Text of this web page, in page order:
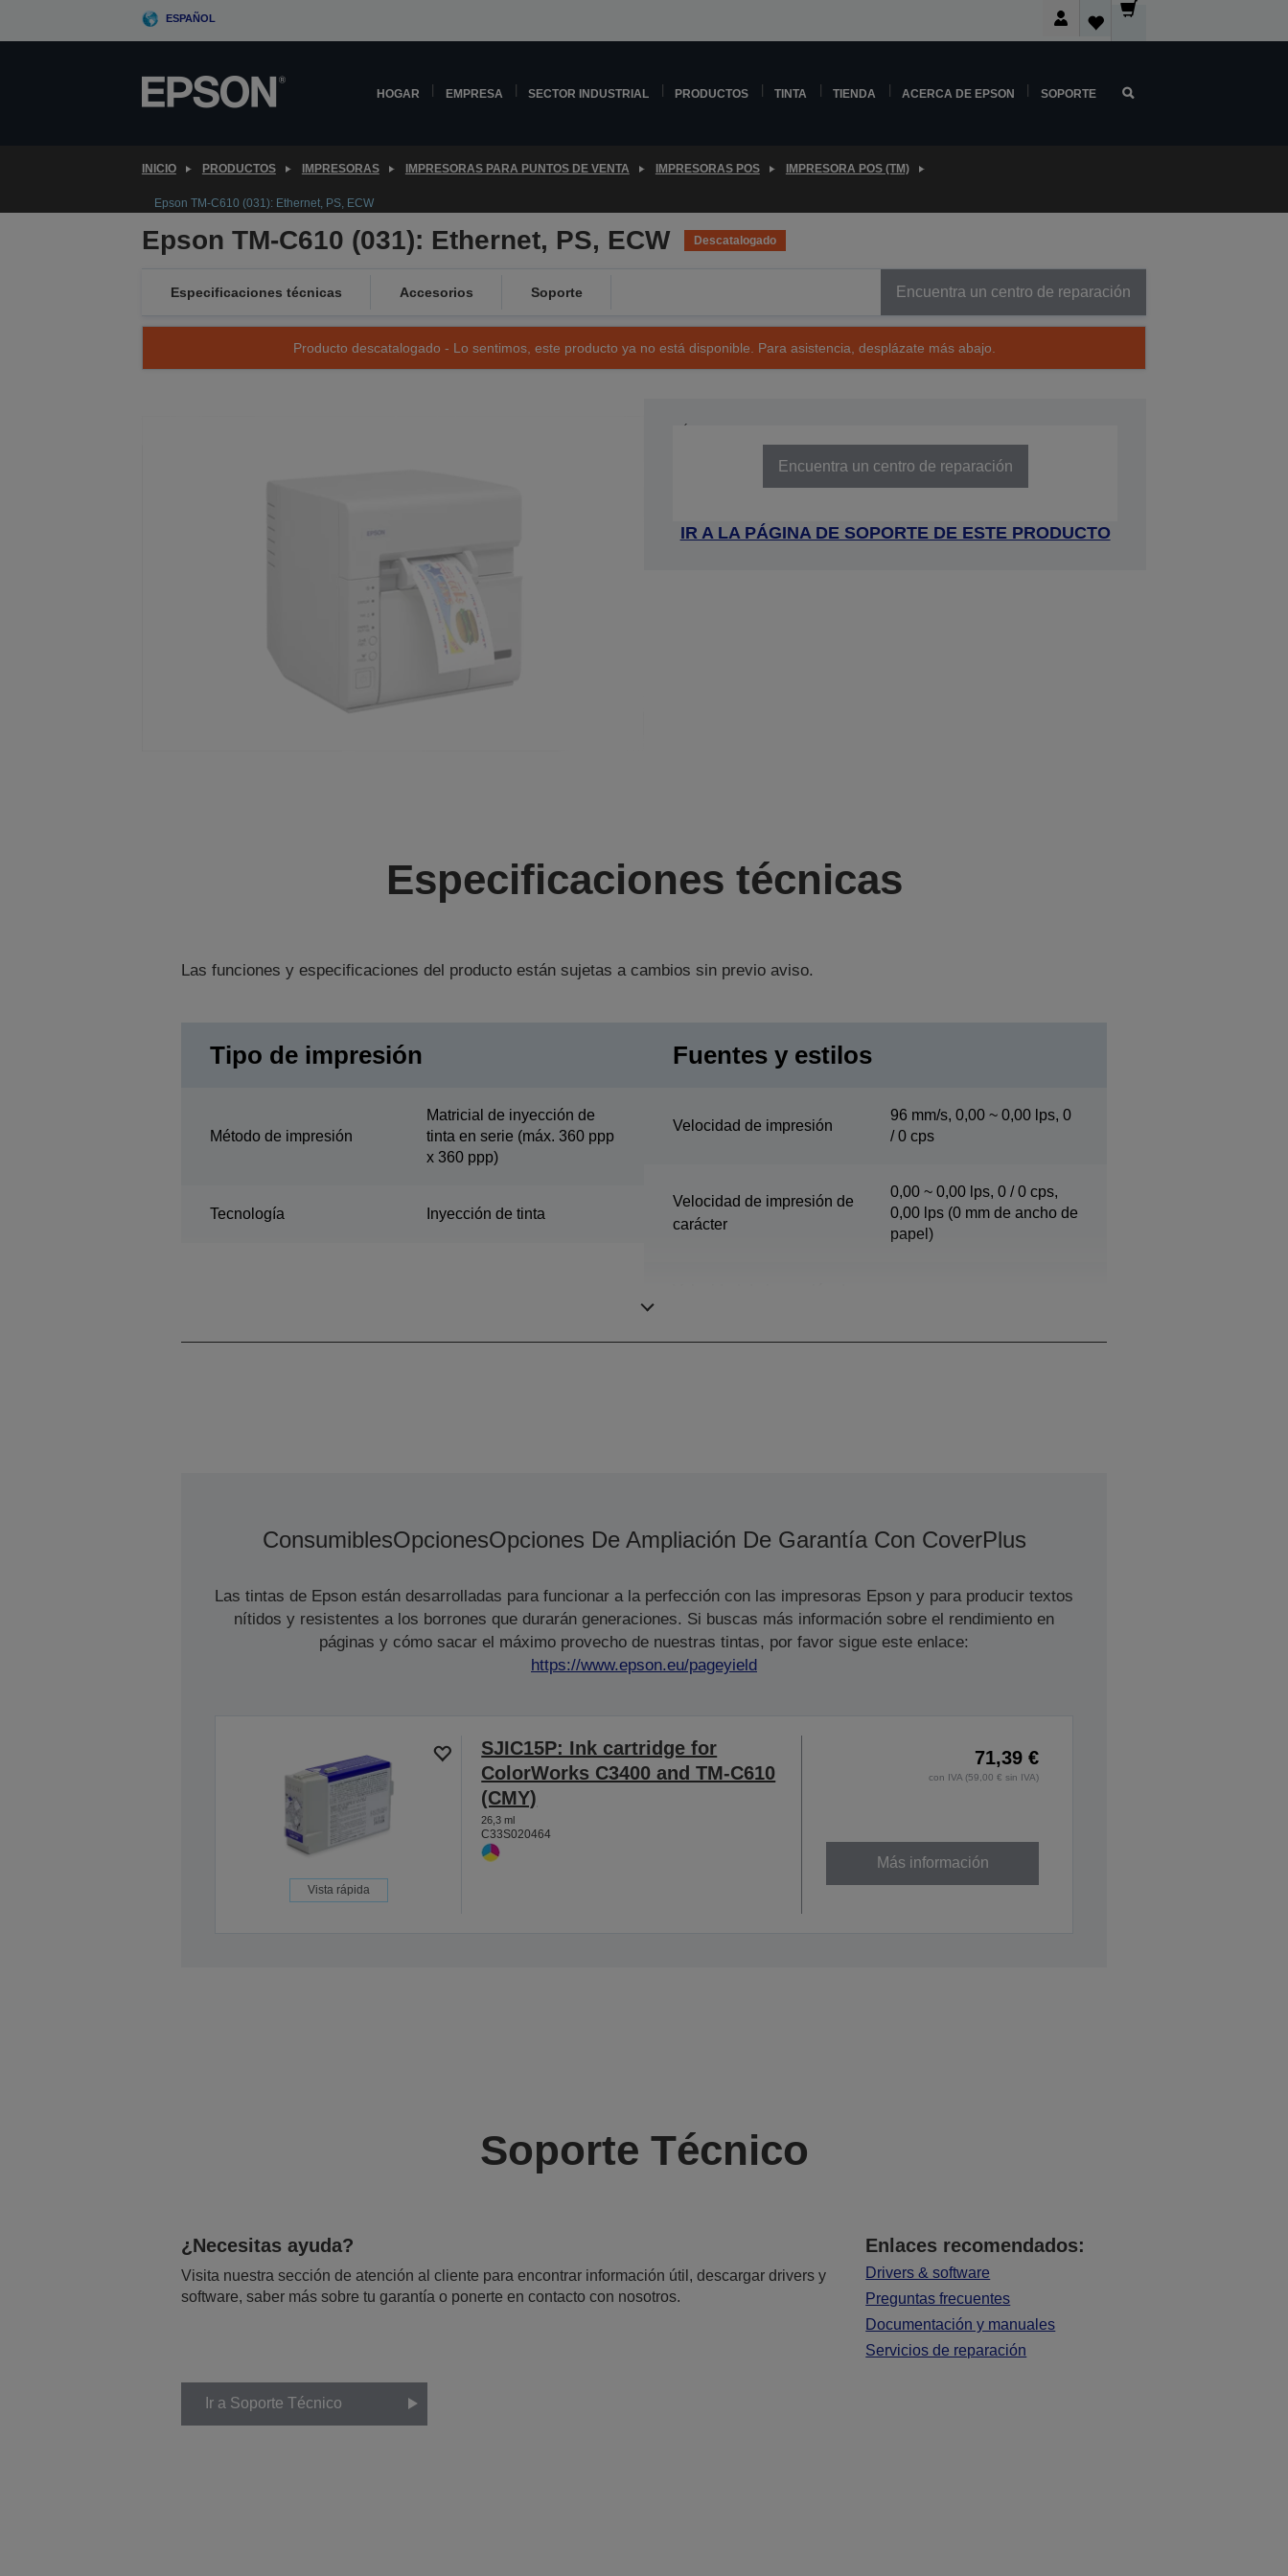
ESPAÑOL
HOGAR EMPRESA SECTOR INDUSTRIAL PRODUCTOS TINTA TIENDA ACERCA DE EPSON SOPORTE
INICIO PRODUCTOS IMPRESORAS IMPRESORAS PARA PUNTOS DE VENTA IMPRESORAS POS IMPRESORA POS (TM)
Epson TM-C610 (031): Ethernet, PS, ECW
Epson TM-C610 (031): Ethernet, PS, ECW Descatalogado
Especificaciones técnicas Accesorios Soporte Encuentra un centro de reparación
Producto descatalogado - Lo sentimos, este producto ya no está disponible. Para asistencia, desplázate más abajo.
Encuentra un centro de reparación
IR A LA PÁGINA DE SOPORTE DE ESTE PRODUCTO
Especificaciones técnicas
Las funciones y especificaciones del producto están sujetas a cambios sin previo aviso.
Tipo de impresión
Método de impresión
Matricial de inyección de
tinta en serie (máx. 360 ppp
x 360 ppp)
Tecnología Inyección de tinta
Fuentes y estilos
Velocidad de impresión
96 mm/s, 0,00 ~ 0,00 lps, 0
/ 0 cps
Velocidad de impresión de
carácter
0,00 ~ 0,00 lps, 0 / 0 cps,
0,00 lps (0 mm de ancho de
papel)
ConsumiblesOpcionesOpciones De Ampliación De Garantía Con CoverPlus
Las tintas de Epson están desarrolladas para funcionar a la perfección con las impresoras Epson y para producir textos
nítidos y resistentes a los borrones que durarán generaciones. Si buscas más información sobre el rendimiento en
páginas y cómo sacar el máximo provecho de nuestras tintas, por favor sigue este enlace:
https://www.epson.eu/pageyield
Vista rápida
SJIC15P: Ink cartridge for
ColorWorks C3400 and TM-C610
(CMY)
26,3 ml
C33S020464
71,39 €
con IVA (59,00 € sin IVA)
Más información
Soporte Técnico
¿Necesitas ayuda?
Visita nuestra sección de atención al cliente para encontrar información útil, descargar drivers y
software, saber más sobre tu garantía o ponerte en contacto con nosotros.
Enlaces recomendados:
Drivers & software
Preguntas frecuentes
Documentación y manuales
Servicios de reparación
Ir a Soporte Técnico